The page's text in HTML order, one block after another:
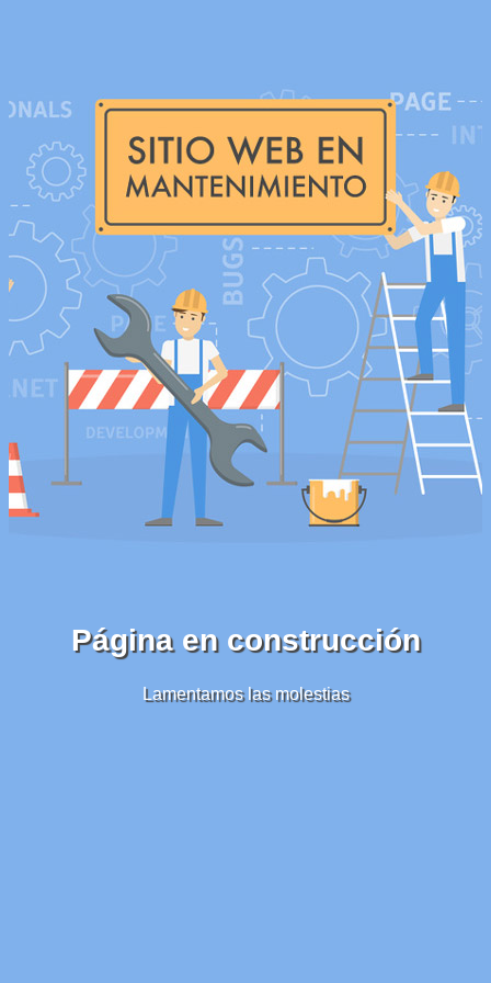
Página en construcción
Lamentamos las molestias